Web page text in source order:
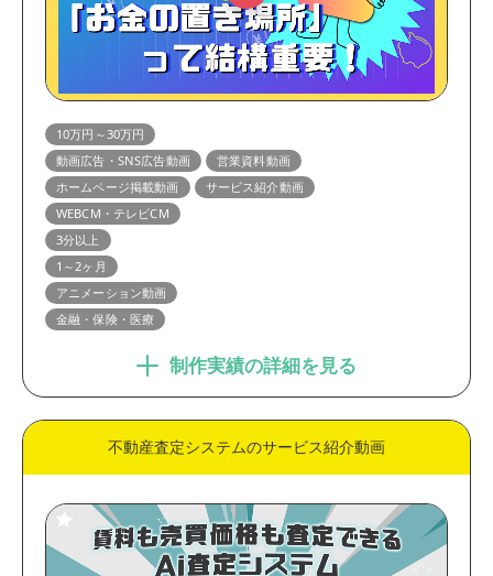
10万円～30万円
動画広告・SNS広告動画
営業資料動画
ホームページ掲載動画
サービス紹介動画
WEBCM・テレビCM
3分以上
1～2ヶ月
アニメーション動画
金融・保険・医療
制作実績の詳細を見る
不動産査定システムのサービス紹介動画